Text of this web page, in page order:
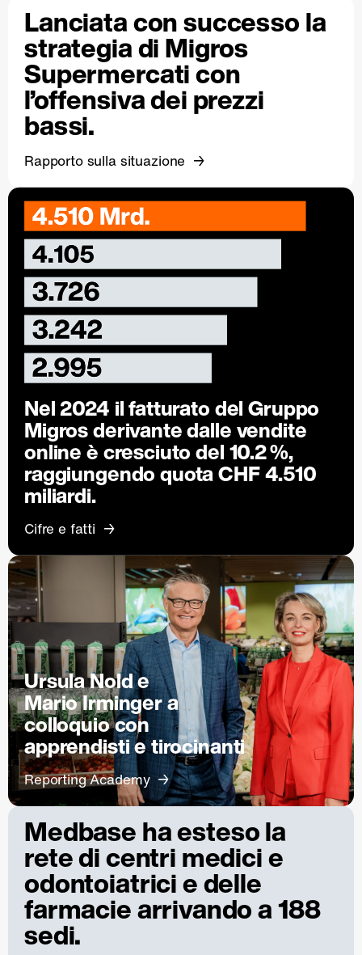
Lanciata con successo la
strategia di Migros
Supermercati con
l’offensiva dei prezzi
bassi.
Rapporto sulla situazione
Nel 2024 il fatturato del Gruppo
Migros derivante dalle vendite
online è cresciuto del10.2 %,
raggiungendo quota CHF 4.510
miliardi.
Cifre e fatti
Ursula Nold e
Mario Irminger a
colloquio con
apprendisti e tirocinanti
Reporting Academy
Medbase ha esteso la
rete di centri medici e
odontoiatrici e delle
farmacie arrivando a 188
sedi.